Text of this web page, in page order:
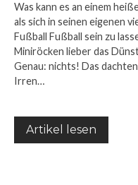
Was kann es an einem
als sich in seinen eigenen
Fußball Fußball sein zu
Miniröcken lieber das
Genau: nichts! Das
Irren…
Artikel lesen